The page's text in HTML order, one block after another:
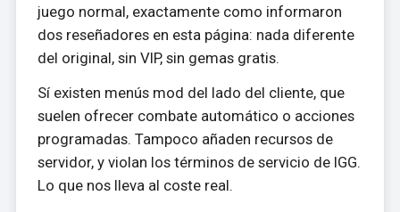
juego normal, exactamente como informaron
dos reseñadores en esta página: nada diferente
del original, sin VIP, sin gemas gratis.
Sí existen menús mod del lado del cliente, que
suelen ofrecer combate automático o acciones
programadas. Tampoco añaden recursos de
servidor, y violan los términos de servicio de IGG.
Lo que nos lleva al coste real.